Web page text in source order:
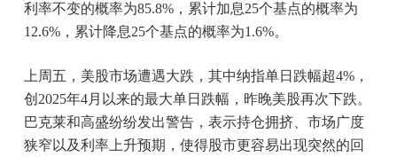
利率不变的概率为85.8%，累计加息25个基点的概率为
12.6%，累计降息25个基点的概率为1.6%。
上周五，美股市场遭遇大跌，其中纳指单日跌幅超4%，
创2025年4月以来的最大单日跌幅，昨晚美股再次下跌。
巴克莱和高盛纷纷发出警告，表示持仓拥挤、市场广度
狭窄以及利率上升预期，使得股市更容易出现突然的回